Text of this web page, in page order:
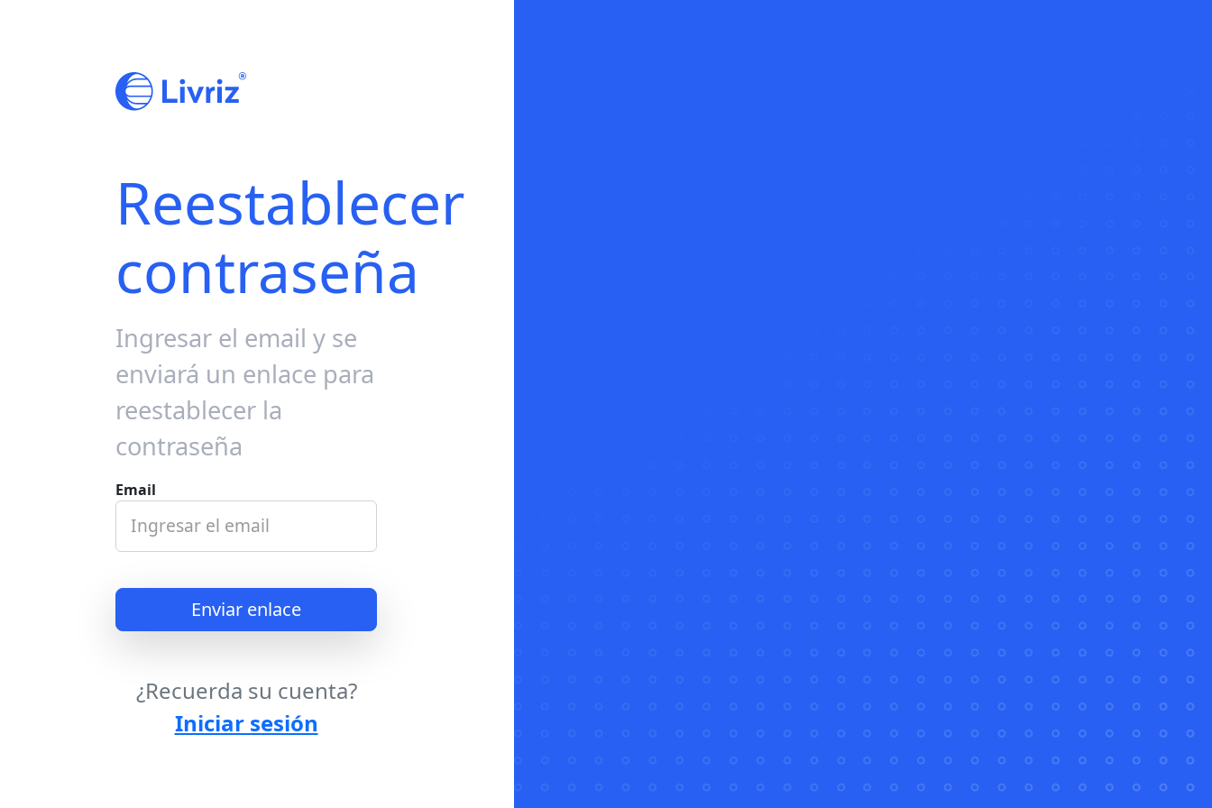
Reestablecer
contraseña
Ingresar el email y se
enviará un enlace para
reestablecer la
contraseña
Email
Enviar enlace
¿Recuerda su cuenta?
Iniciar sesión